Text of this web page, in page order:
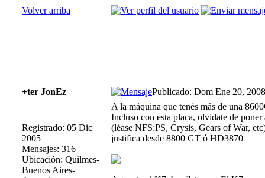
Volver arriba
+ter JonEz Publicado: Dom Ene 20,
Registrado: 05 Dic
2005
Mensajes: 316
Ubicación: Quilmes-
Buenos Aires-
A la máquina que tenés más de una
Incluso con esta placa, olvidate de
(léase NFS:PS, Crysis, Gears of War,
justifica desde 8800 GT ó HD3870